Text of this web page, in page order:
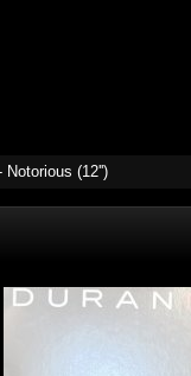
Notorious (12'')